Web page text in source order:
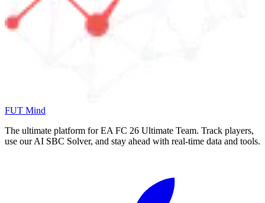
FUT Mind
The ultimate platform for EA FC 26 Ultimate Team. Track players,
use our AI SBC Solver, and stay ahead with real-time data and tools.